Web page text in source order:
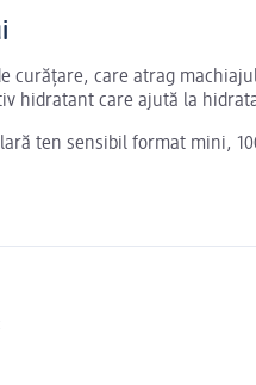
curățare, care atrag
hidratant care ajută la
ten sensibil format mini,